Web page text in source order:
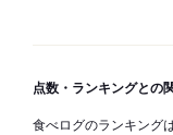
点数・ランキングとの
食べログのランキング